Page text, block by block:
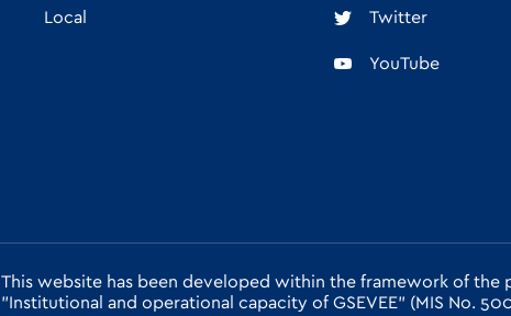
Local Twitter
YouTube
This website has been developed within the framework of the
"Institutional and operational capacity of GSEVEE" (MIS No.